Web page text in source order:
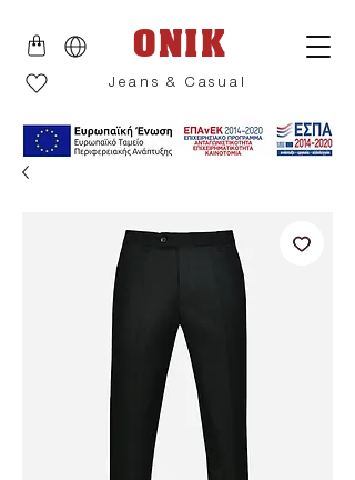
ONIK
Jeans & Casual